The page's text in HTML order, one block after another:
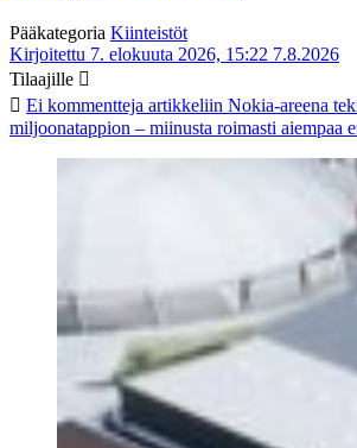
Pääkategoria Kiinteistöt
Kirjoitettu 7. elokuuta 2026, 15:22 7.8.2026
Tilaajille
Ei kommentteja artikkeliin Nokia-areena
miljoonatappion – miinusta roimasti aiempaa